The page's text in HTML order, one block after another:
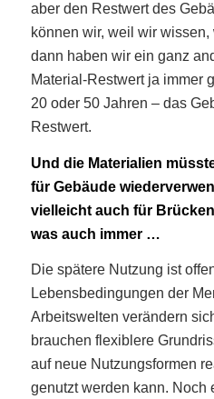
aber den Restwert des
können wir, weil wir
dann haben wir ein ganz
Material-Restwert ja immer
20 oder 50 Jahren – das
Restwert.
Und die Materialien
für Gebäude
vielleicht auch für
was auch immer …
Die spätere Nutzung ist
Lebensbedingungen der
Arbeitswelten verändern
brauchen flexiblere
auf neue Nutzungsformen
genutzt werden kann. Noch